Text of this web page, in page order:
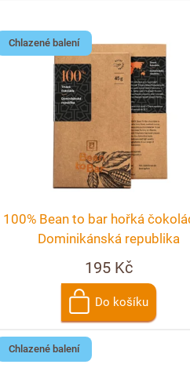
Chlazené balení
100% Bean to bar hořká
Dominikánská republika
195 Kč
Do košíku
Chlazené balení